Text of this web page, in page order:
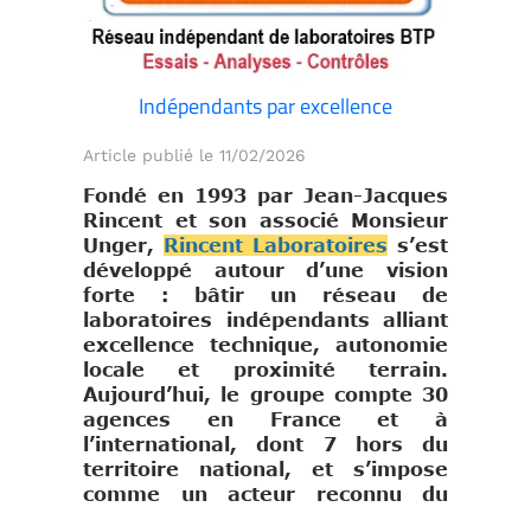
Indépendants par excellence
Article publié le 11/02/2026
Fondé en 1993 par Jean-Jacques
Rincent et son associé Monsieur
Unger,
Rincent Laboratoires s’est
développé autour d’une vision
forte : bâtir un réseau de
laboratoires indépendants alliant
excellence technique, autonomie
locale et proximité terrain.
Aujourd’hui, le groupe compte 30
agences en France et à
l’international, dont 7 hors du
territoire national, et s’impose
comme un acteur reconnu du